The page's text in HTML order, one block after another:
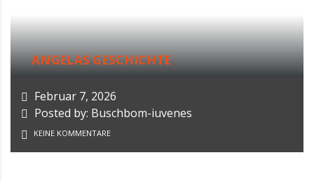
ANGELAS GESCHICHTE
Februar 7, 2026
Posted by: Buschbom-iuvenes
KEINE KOMMENTARE